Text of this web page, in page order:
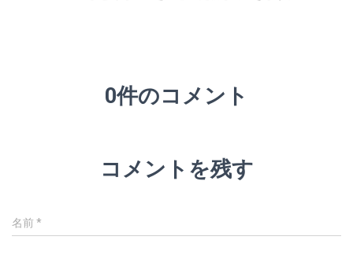
0件のコメント
コメントを残す
名前*